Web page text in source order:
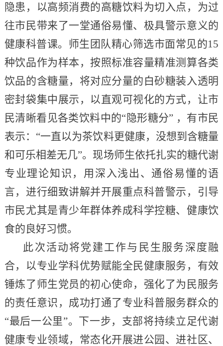
隐患，以高频消费的高糖饮料为切入点，为过
往市民带来了一堂通俗易懂、极具警示意义的
健康科普课。师生团队精心筛选市面常见的15
种饮品作为样本，按照标准容量精准测算各类
饮品的含糖量，将对应分量的白砂糖装入透明
密封袋集中展示，以直观可视化的方式，让市
民清晰看见各类饮料中的“隐形糖分” ，有市民
表示：“一直以为茶饮料更健康，没想到含糖量
和可乐相差无几”。现场师生依托扎实的糖代谢
专业理论知识，用深入浅出、通俗易懂的语
言，进行细致讲解并开展重点科普警示，引导
市民尤其是青少年群体养成科学控糖、健康饮
食的良好习惯。
此次活动将党建工作与民生服务深度融
合，以专业学科优势赋能全民健康服务，有效
锤炼了师生党员的初心使命，强化了为民服务
的责任意识，成功打通了专业科普服务群众的
“最后一公里”。下一步，支部将持续立足代谢
健康专业领域，常态化开展进公园、进社区、